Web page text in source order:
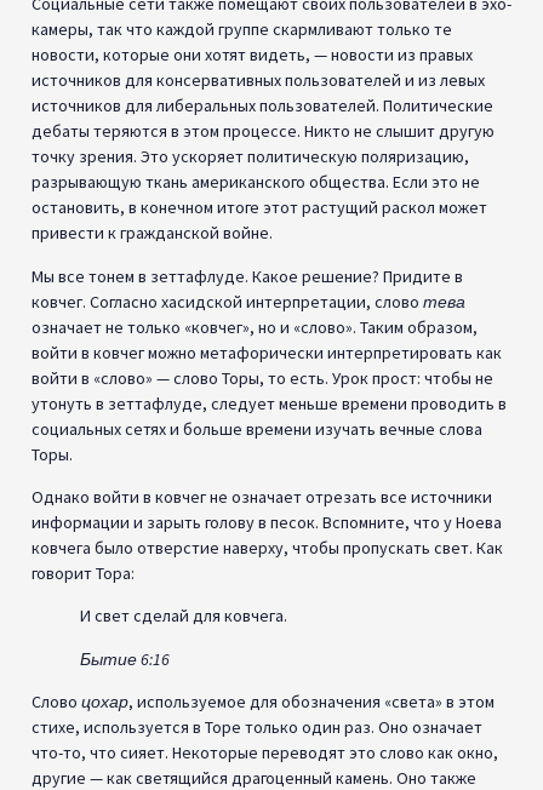
камеры, так что каждой группе скармливают только те
новости, которые они хотят видеть, — новости из правых
источников для консервативных пользователей и из левых
источников для либеральных пользователей. Политические
дебаты теряются в этом процессе. Никто не слышит другую
точку зрения. Это ускоряет политическую поляризацию,
разрывающую ткань американского общества. Если это не
остановить, в конечном итоге этот растущий раскол может
привести к гражданской войне.
Мы все тонем в зеттафлуде. Какое решение? Придите в
ковчег. Согласно хасидской интерпретации, слово тева
означает не только «ковчег», но и «слово». Таким образом,
войти в ковчег можно метафорически интерпретировать как
войти в «слово» — слово Торы, то есть. Урок прост: чтобы не
утонуть в зеттафлуде, следует меньше времени проводить в
социальных сетях и больше времени изучать вечные слова
Торы.
Однако войти в ковчег не означает отрезать все источники
информации и зарыть голову в песок. Вспомните, что у Ноева
ковчега было отверстие наверху, чтобы пропускать свет. Как
говорит Тора:
И свет сделай для ковчега.
Бытие 6:16
Слово цохар, используемое для обозначения «света» в этом
стихе, используется в Торе только один раз. Оно означает
что-то, что сияет. Некоторые переводят это слово как окно,
другие — как светящийся драгоценный камень. Оно также